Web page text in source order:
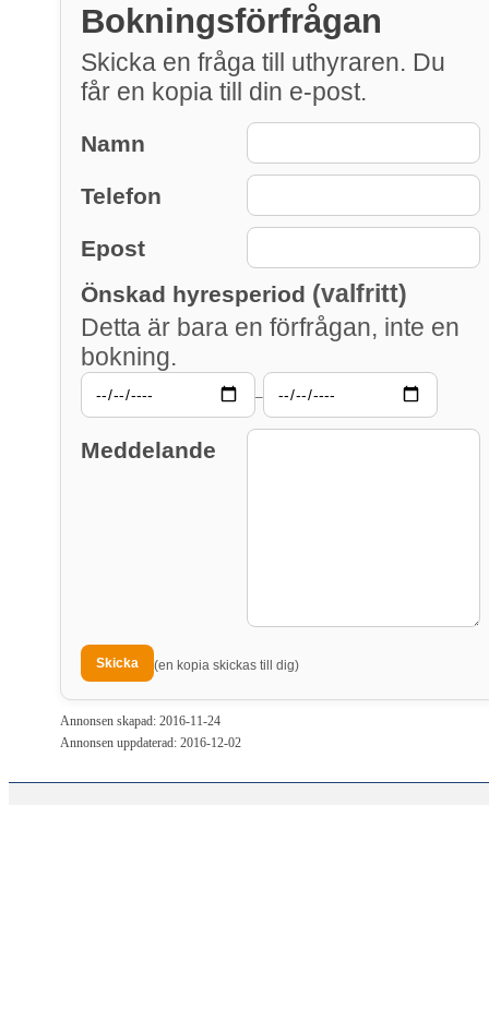
Bokningsförfrågan
Skicka en fråga till uthyraren. Du
får en kopia till din e-post.
Namn
Telefon
Epost
Önskad hyresperiod (valfritt)
Detta är bara en förfrågan, inte en
bokning.
–
Meddelande
(en kopia skickas till dig)
Annonsen skapad: 2016-11-24
Annonsen uppdaterad: 2016-12-02